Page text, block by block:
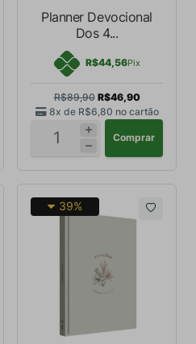
Planner Devocional
Dos 4...
R$44,56Pix
R$89,90 R$46,90
8x de R$6,80 no cartão
Comprar
39%